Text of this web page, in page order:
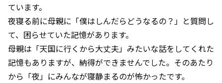
ています。
夜寝る前に母親に「僕はしんだらどうなるの？」と質問し
て、困らせていた記憶があります。
母親は「天国に行くから大丈夫」みたいな話をしてくれた
記憶もありますが、納得ができませんでした。そのあたり
から「夜」にみんなが寝静まるのが怖かったです。